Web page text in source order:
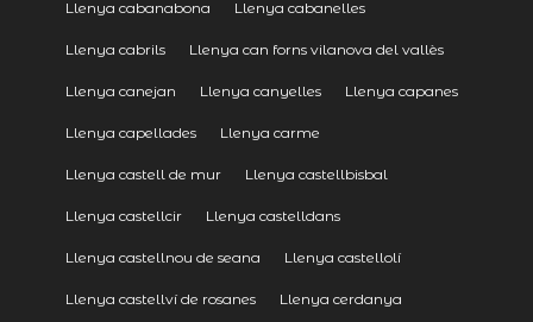
Llenya cabanabona Llenya cabanelles
Llenya cabrils Llenya can forns vilanova del vallès
Llenya canejan Llenya canyelles Llenya capanes
Llenya capellades Llenya carme
Llenya castell de mur Llenya castellbisbal
Llenya castellcir Llenya castelldans
Llenya castellnou de seana Llenya castellolí
Llenya castellví de rosanes Llenya cerdanya